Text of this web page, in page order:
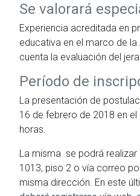
Se valorará
Experiencia acreditada en
educativa en el marco de la
cuenta la evaluación del
Período de
La presentación de
16 de febrero de 2018 en
horas.
La misma se podrá
1013, piso 2 o vía correo
misma dirección. En este